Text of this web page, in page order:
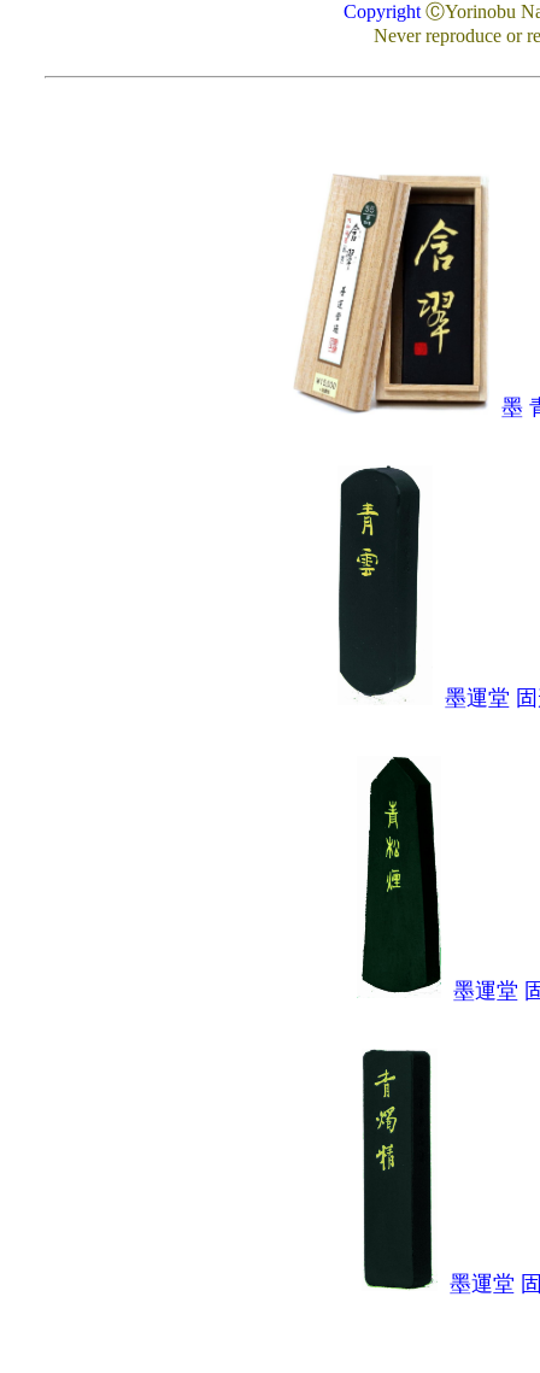
Copyright ⒸYorinobu
Never reproduce or
墨
墨運堂
墨運堂
墨運堂